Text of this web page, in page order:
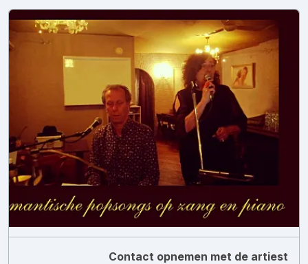
Contact opnemen met de artiest